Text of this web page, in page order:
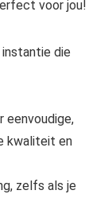
voor jou!
die
eenvoudige,
kwaliteit en
zelfs als je